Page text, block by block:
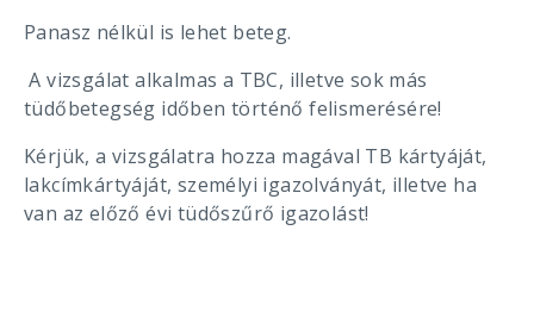
Panasz nélkül is lehet beteg.
A vizsgálat alkalmas a TBC, illetve sok más
tüdőbetegség időben történő felismerésére!
Kérjük, a vizsgálatra hozza magával TB kártyáját,
lakcímkártyáját, személyi igazolványát, illetve ha
van az előző évi tüdőszűrő igazolást!